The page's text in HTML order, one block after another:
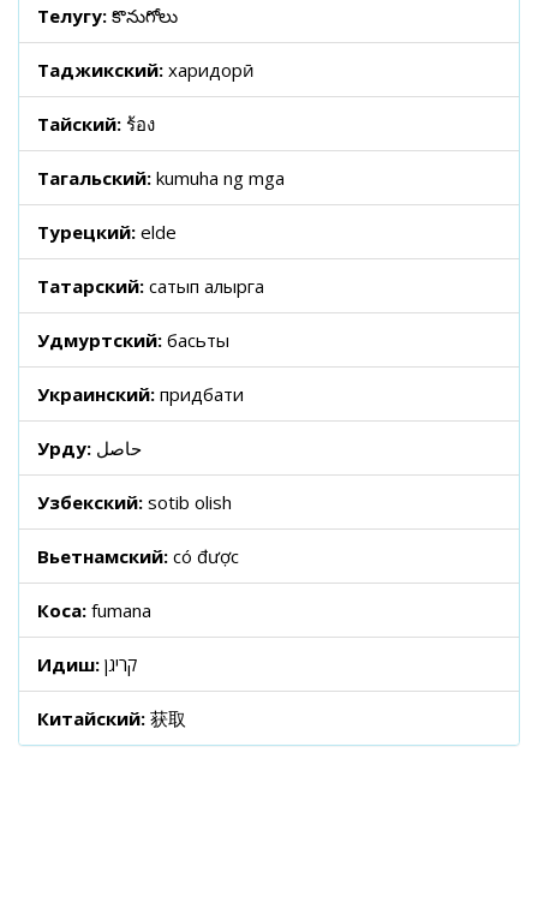
Телугу: కొనుగోలు
Таджикский: харидорӣ
Тайский: ร้อง
Тагальский: kumuha ng mga
Турецкий: elde
Татарский: сатып алырга
Удмуртский: басьты
Украинский: придбати
Урду: حاصل
Узбекский: sotib olish
Вьетнамский: có được
Коса: fumana
Идиш: קריגן
Китайский: 获取